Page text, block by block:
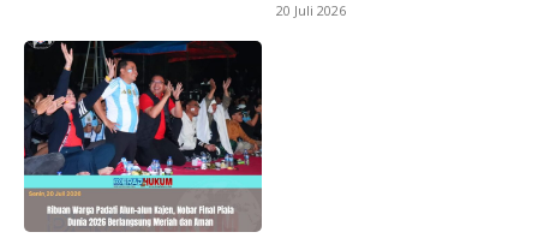
20 Juli 2026